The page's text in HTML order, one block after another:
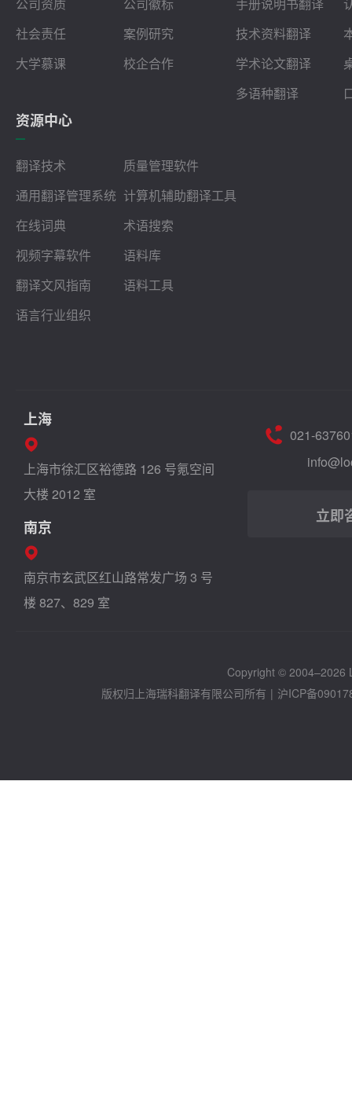
社会责任
案例研究
大学慕课
校企合作
技术资料翻译
学术论文翻译
多语种翻译
资源中心
翻译技术
质量管理软件
通用翻译管理系统 计算机辅助翻译工具
在线词典
术语搜索
视频字幕软件
语料库
翻译文风指南
语料工具
语言行业组织
021-
立即
上海
上海市徐汇区裕德路 126 号氪空间
大楼 2012 室
南京
南京市玄武区红山路常发广场 3 号
楼 827、829 室
Copyright © 2004–2026
版权归上海瑞科翻译有限公司所有 | 沪ICP备